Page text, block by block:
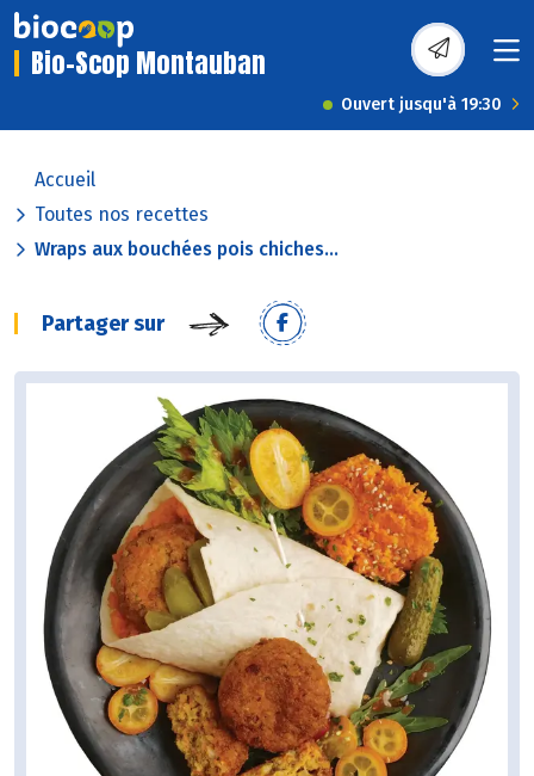
Bio-Scop Montauban
Ouvert jusqu'à 19:30
Accueil
Toutes nos recettes
Wraps aux bouchées pois chiches...
Partager sur